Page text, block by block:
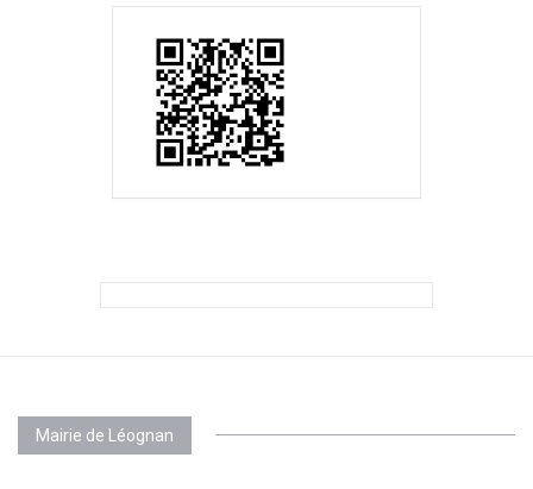
Mairie de Léognan